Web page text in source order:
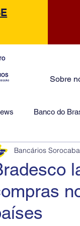
Sobre
Banco do
HSBC Financeiras
Bancários Sorocaba